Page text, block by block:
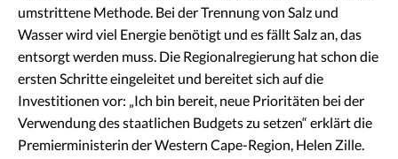
umstrittene Methode. Bei der Trennung von Salz und
Wasser wird viel Energie benötigt und es fällt Salz an, das
entsorgt werden muss. Die Regionalregierung hat schon die
ersten Schritte eingeleitet und bereitet sich auf die
Investitionen vor: „Ich bin bereit, neue Prioritäten bei der
Verwendung des staatlichen Budgets zu setzen“ erklärt die
Premierministerin der Western Cape-Region, Helen Zille.